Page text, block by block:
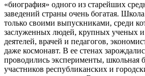
«биография» одного из старейших
заведений страны очень богатая.
только своими выпускниками, среди
заслуженных людей, крупных ученых и
деятелей, врачей и педагогов,
даже космонавт. В ее стенах
проводились эксперименты, школьная
участников республиканских и